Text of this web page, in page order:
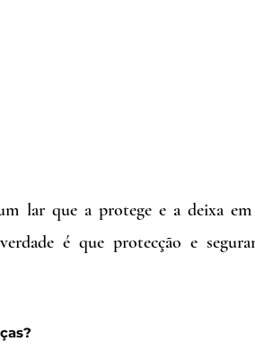
lar que a protege e a deixa em
é que protecção e